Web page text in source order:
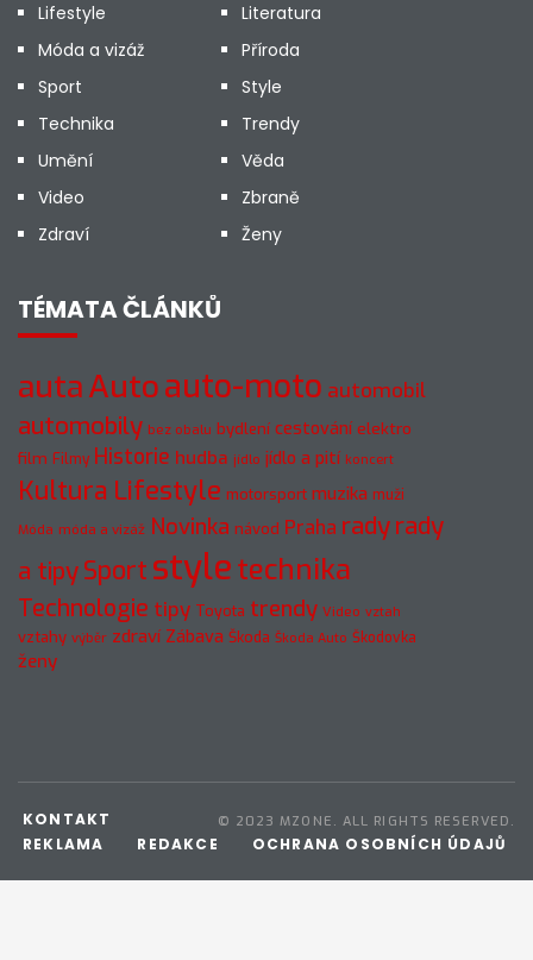
Lifestyle
Literatura
Móda a vizáž
Příroda
Sport
Style
Technika
Trendy
Umění
Věda
Video
Zbraně
Zdraví
Ženy
TÉMATA ČLÁNKŮ
autaAutoauto-moto automobil
automobily bez obalu bydlení cestování elektro
film Filmy Historie hudba jídlo jídlo a pití koncert
Kultura Lifestyle motorsport muzika muži
Móda móda a vizáž Novinka návod Praha radyrady
a tipySport styletechnika
Technologie tipy Toyota trendy Video vztah
vztahy výběr zdraví Zábava Škoda Škoda Auto Škodovka
ženy
© 2023 MZONE. ALL RIGHTS RESERVED.
KONTAKT
REKLAMA
REDAKCE OCHRANA OSOBNÍCH ÚDAJŮ